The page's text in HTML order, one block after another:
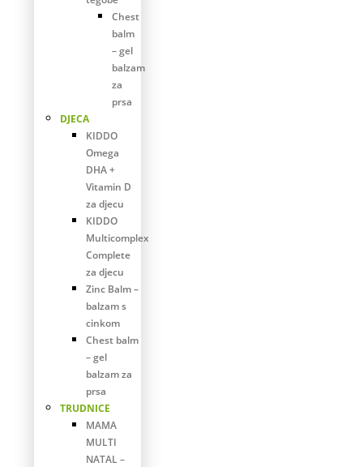
Chest
balm
– gel
balzam
za
prsa
DJECA
KIDDO
Omega
DHA +
Vitamin D
za djecu
KIDDO
Multicomplex
Complete
za djecu
Zinc Balm –
balzam s
cinkom
Chest balm
– gel
balzam za
prsa
TRUDNICE
MAMA
MULTI
NATAL –